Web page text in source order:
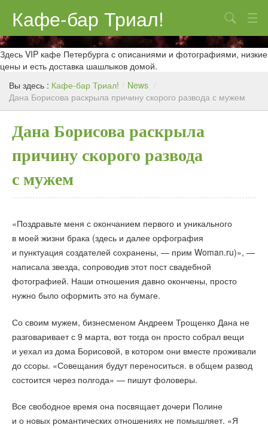
Кафе-бар Триал!
О нас
Меню
Контакты
Поиск
Здесь VIP кафе Петербурга с описаниями и фотографиями, низкие
цены и есть доставка шашлыков домой.
Вы здесь : Кафе-бар Триал! / News /
Дана Борисова раскрыла причину скорого развода с мужем
Дана Борисова раскрыла
причину скорого развода
с мужем
«Поздравьте меня с окончанием первого и уникального
в моей жизни брака (здесь и далее орфография
и пунктуация создателей сохранены, — прим Woman.ru)», —
написала звезда, сопроводив этот пост свадебной
фотографией. Наши отношения давно окончены, просто
нужно было оформить это на бумаге.
Со своим мужем, бизнесменом Андреем Трощенко Дана не
разговаривает с 9 марта, вот тогда он просто собрал вещи
и уехал из дома Борисовой, в котором они вместе проживали
до ссоры. «Совещания будут переноситься. в общем развод
состоится через полгода» — пишут фоловеры.
Все свободное время она посвящает дочери Полине
и о новых романтических отношениях не помышляет. «Я